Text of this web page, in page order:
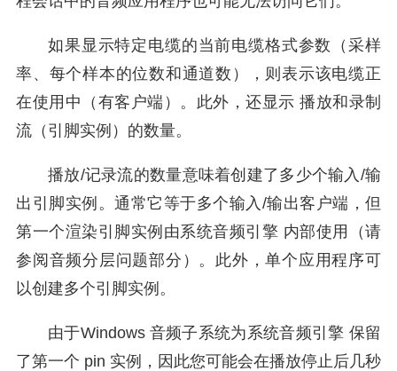
如果显示特定电缆的当前电缆格式参数（采样
率、每个样本的位数和通道数），则表示该电缆正
在使用中（有客户端）。此外，还显示 播放和录制
流（引脚实例）的数量。
播放/记录流的数量意味着创建了多少个输入/输
出引脚实例。通常它等于多个输入/输出客户端，但
第一个渲染引脚实例由系统音频引擎 内部使用（请
参阅音频分层问题部分）。此外，单个应用程序可
以创建多个引脚实例。
由于Windows 音频子系统为系统音频引擎 保留
了第一个 pin 实例，因此您可能会在播放停止后几秒